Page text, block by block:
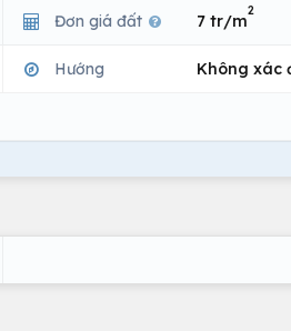
Đơn giá đất 7 tr/m
2
Hướng Không xác